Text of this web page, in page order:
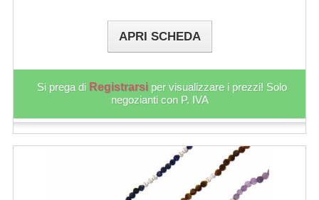
APRI SCHEDA
Si prega di Registrarsi per visualizzare i prezzi! Solo
negozianti con P. IVA